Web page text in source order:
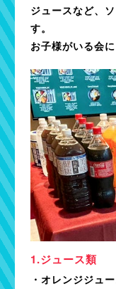
ジュースなど、
す。
お子様がいる会
ジュース類
・オレンジジュ